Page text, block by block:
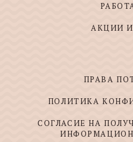
АКЦИИ
ПРАВА
ПОЛИТИКА
СОГЛАСИЕ НА